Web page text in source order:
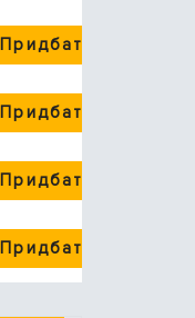
Придбати
Придбати
Придбати
Придбати